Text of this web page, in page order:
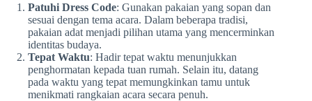
Patuhi Dress Code: Gunakan pakaian yang sopan dan
sesuai dengan tema acara. Dalam beberapa tradisi,
pakaian adat menjadi pilihan utama yang mencerminkan
identitas budaya.
Tepat Waktu: Hadir tepat waktu menunjukkan
penghormatan kepada tuan rumah. Selain itu, datang
pada waktu yang tepat memungkinkan tamu untuk
menikmati rangkaian acara secara penuh.